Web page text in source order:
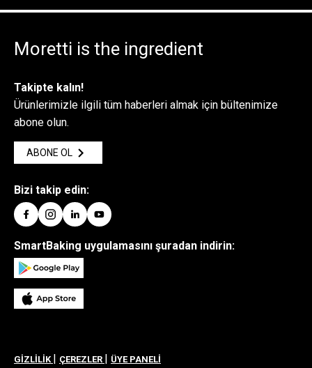
Moretti is the ingredient
Takipte kalın!
Ürünlerimizle ilgili tüm haberleri almak için bültenimize
abone olun.
ABONE OL
Bizi takip edin:
SmartBaking uygulamasını şuradan indirin:
GİZLİLİK ÇEREZLER ÜYE PANELİ